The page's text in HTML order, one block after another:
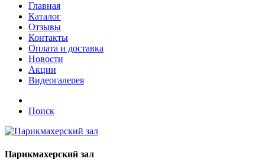
Главная
Каталог
Отзывы
Контакты
Оплата и доставка
Новости
Акции
Видеогалерея
Поиск
Парикмахерский зал